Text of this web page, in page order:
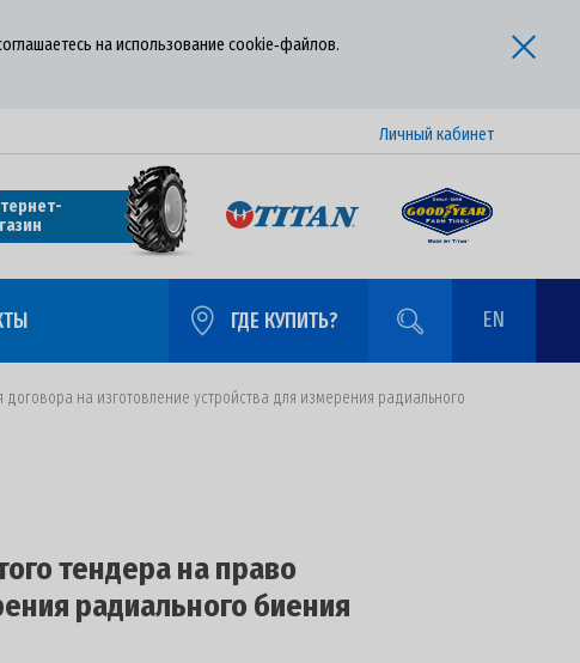
на использование cookie‑файлов.
Личный кабинет
ГДЕ КУПИТЬ? EN
на изготовление устройства для измерения радиального
тендера на право
радиального биения